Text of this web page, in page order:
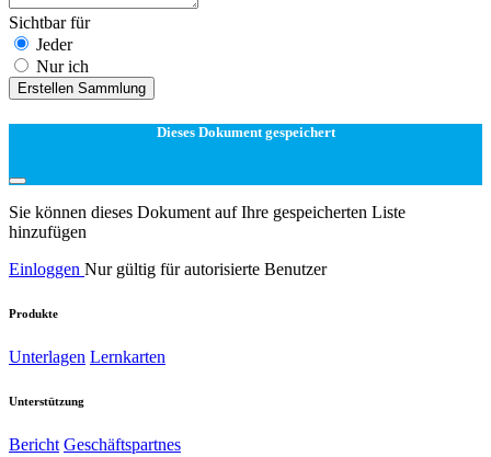
Sichtbar für
Jeder
Nur ich
Erstellen Sammlung
Dieses Dokument gespeichert
Sie können dieses Dokument auf Ihre gespeicherten Liste
hinzufügen
Einloggen Nur gültig für autorisierte Benutzer
Produkte
Unterlagen Lernkarten
Unterstützung
Bericht Geschäftspartnes